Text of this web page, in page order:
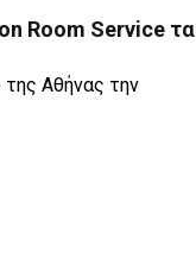
Room Service τα
της Αθήνας την